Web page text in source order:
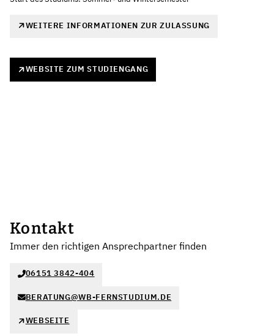
WEITERE INFORMATIONEN ZUR ZULASSUNG
WEBSITE ZUM STUDIENGANG
Kontakt
Immer den richtigen Ansprechpartner finden
06151 3842-404
BERATUNG@WB-FERNSTUDIUM.DE
WEBSEITE